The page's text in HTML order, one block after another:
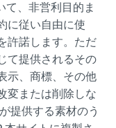
て、非営利目的ま
に従い自由に使
許諾します。ただ
て提供されるその
示、商標、その他
変または削除しな
提供する素材のう